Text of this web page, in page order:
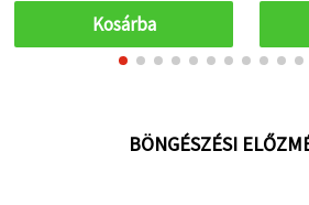
Kosárba
BÖNGÉSZÉSI